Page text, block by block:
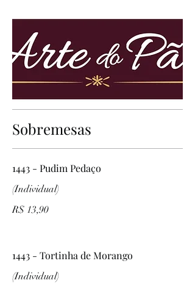
Sobremesas
1443 - Pudim Pedaço
(Individual)
R$ 13,90
1443 - Tortinha de Morango
(Individual)